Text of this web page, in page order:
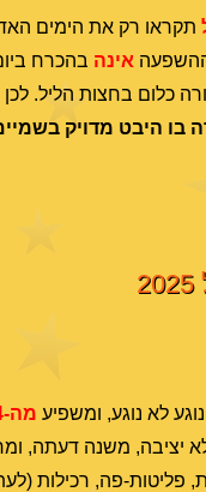
תקראו רק את הימים
אינה בהכרח
כלום בחצות הליל.
היבט מדויק
לא נוגע, ומשפיע מה-24 במרץ ועד רגע לפני פסח
לא יציבה, משנה דעתה,
פליטות-פה, רכילות